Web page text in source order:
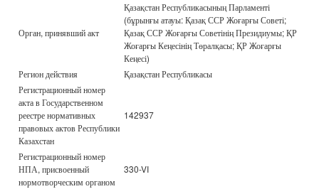
Орган, принявший акт
Қазақстан Республикасының Парламенті
(бұрынғы атауы: Қазақ ССР Жоғарғы Советі;
Қазақ ССР Жоғарғы Советінің Президиумы; ҚР
Жоғарғы Кеңесінің Төралқасы; ҚР Жоғарғы
Кеңесі)
Регион действия
Қазақстан Республикасы
Регистрационный номер
акта в Государственном
реестре нормативных
правовых актов Республики
Казахстан
142937
Регистрационный номер
НПА, присвоенный
нормотворческим органом
330-VI